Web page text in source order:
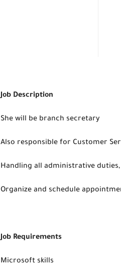
Job Description
She will be branch secretary
Also responsible for Customer
Handling all administrative
Organize and schedule
Job Requirements
Microsoft skills